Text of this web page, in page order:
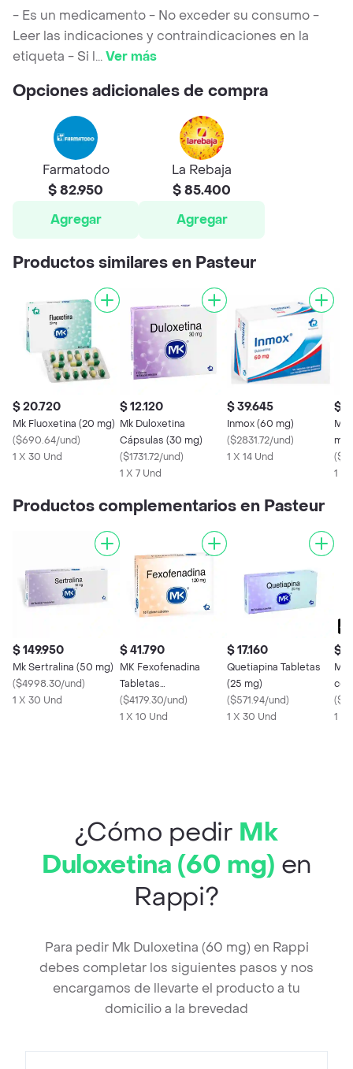
- Es un medicamento - No exceder su consumo -
Leer las indicaciones y contraindicaciones en la
etiqueta - Si l...Ver más
Opciones adicionales de compra
Farmatodo
$ 82.950
Agregar
La Rebaja
$ 85.400
Agregar
Productos similares en Pasteur
$ 20.720
Mk Fluoxetina (20 mg)
($690.64/und)
1 X 30 Und
$ 12.120
Mk Duloxetina
Cápsulas (30 mg)
($1731.72/und)
1 X 7 Und
$ 39.645
Inmox (60 mg)
($2831.72/und)
1 X 14 Und
$
Mk
(
1 X
Productos complementarios en Pasteur
$ 149.950
Mk Sertralina (50 mg)
($4998.30/und)
1 X 30 Und
$ 41.790
MK Fexofenadina
Tabletas
Recubiertas(120 mg)
($4179.30/und)
1 X 10 Und
$ 17.160
Quetiapina Tabletas
(25 mg)
($571.94/und)
1 X 30 Und
$
(
1 X
¿Cómo pedir Mk
Duloxetina (60 mg) en
Rappi?
Para pedir Mk Duloxetina (60 mg) en Rappi
debes completar los siguientes pasos y nos
encargamos de llevarte el producto a tu
domicilio a la brevedad